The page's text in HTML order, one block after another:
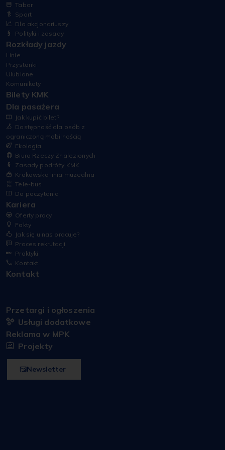
Tabor
Sport
Dla akcjonariuszy
Polityki i zasady
Rozkłady jazdy
Linie
Przystanki
Ulubione
Komunikaty
Bilety KMK
Dla pasażera
Jak kupić bilet?
Dostępność dla osób z
ograniczoną mobilnością
Ekologia
Biuro Rzeczy Znalezionych
Zasady podróży KMK
Krakowska linia muzealna
Tele-bus
Do poczytania
Kariera
Oferty pracy
Fakty
Jak się u nas pracuje?
Proces rekrutacji
Praktyki
Kontakt
Kontakt
Przetargi i ogłoszenia
Usługi dodatkowe
Reklama w MPK
Projekty
Newsletter